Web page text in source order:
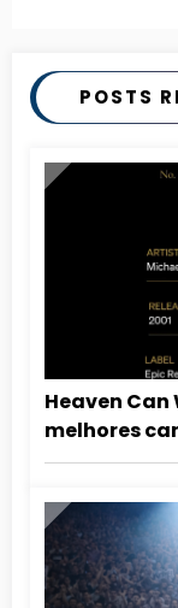
POSTS
Heaven
melhores
tempos pela